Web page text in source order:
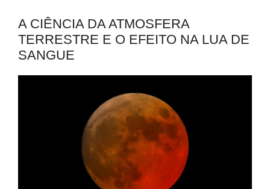
A CIÊNCIA DA ATMOSFERA
TERRESTRE E O EFEITO NA LUA DE
SANGUE